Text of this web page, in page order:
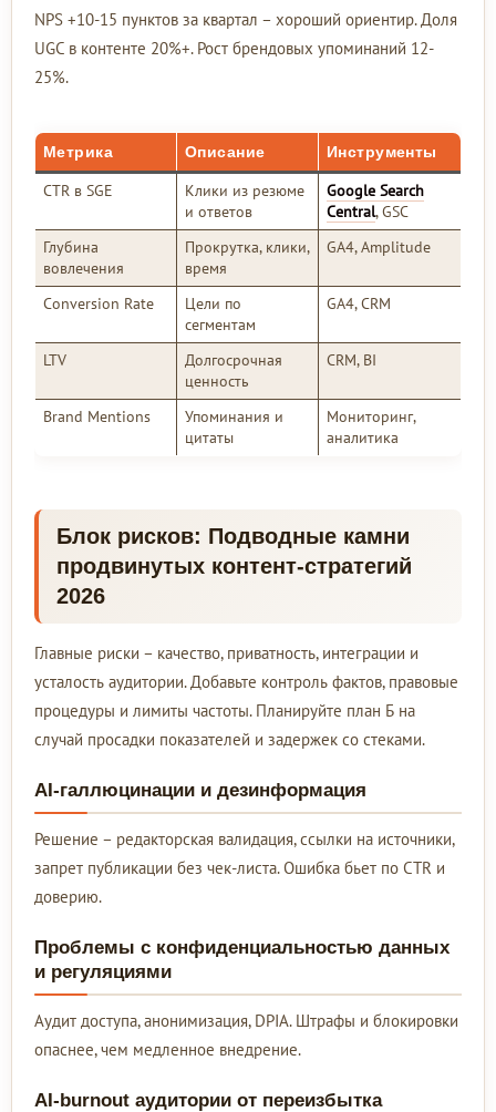
NPS +10-15 пунктов за квартал – хороший ориентир. Доля
UGC в контенте 20%+. Рост брендовых упоминаний 12-
25%.
Метрика Описание Инструменты
CTR в SGE
Клики из резюме
и ответов
Google Search
Central, GSC
Глубина
вовлечения
Прокрутка, клики,
время
GA4, Amplitude
Conversion Rate
Цели по
сегментам
GA4, CRM
LTV
Долгосрочная
ценность
CRM, BI
Brand Mentions
Упоминания и
цитаты
Мониторинг,
аналитика
Блок рисков: Подводные камни
продвинутых контент-стратегий
2026
Главные риски – качество, приватность, интеграции и
усталость аудитории. Добавьте контроль фактов, правовые
процедуры и лимиты частоты. Планируйте план Б на
случай просадки показателей и задержек со стеками.
AI-галлюцинации и дезинформация
Решение – редакторская валидация, ссылки на источники,
запрет публикации без чек-листа. Ошибка бьет по CTR и
доверию.
Проблемы с конфиденциальностью данных
и регуляциями
Аудит доступа, анонимизация, DPIA. Штрафы и блокировки
опаснее, чем медленное внедрение.
AI-burnout аудитории от переизбытка